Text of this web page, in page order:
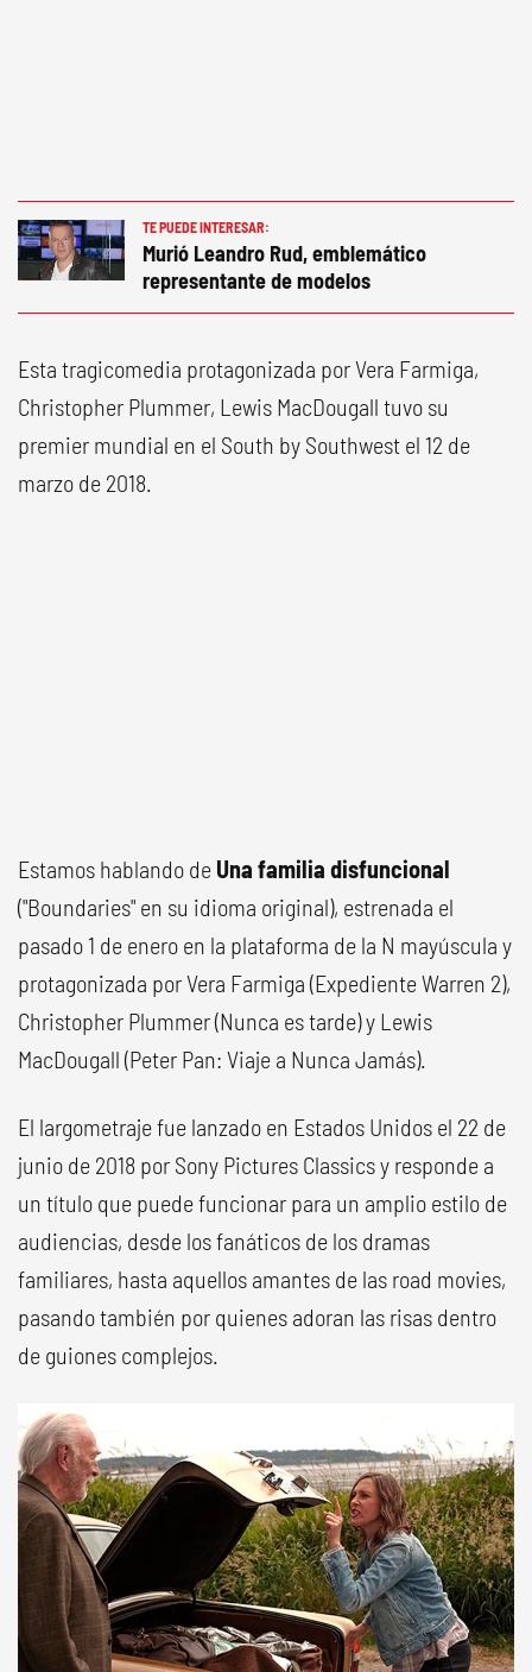
TE PUEDE INTERESAR:
Murió Leandro Rud, emblemático
representante de modelos
Esta tragicomedia protagonizada por Vera Farmiga,
Christopher Plummer, Lewis MacDougall tuvo su
premier mundial en el South by Southwest el 12 de
marzo de 2018.
Estamos hablando de Una familia disfuncional
("Boundaries" en su idioma original), estrenada el
pasado 1 de enero en la plataforma de la N mayúscula y
protagonizada por Vera Farmiga (Expediente Warren 2),
Christopher Plummer (Nunca es tarde) y Lewis
MacDougall (Peter Pan: Viaje a Nunca Jamás).
El largometraje fue lanzado en Estados Unidos el 22 de
junio de 2018 por Sony Pictures Classics y responde a
un título que puede funcionar para un amplio estilo de
audiencias, desde los fanáticos de los dramas
familiares, hasta aquellos amantes de las road movies,
pasando también por quienes adoran las risas dentro
de guiones complejos.